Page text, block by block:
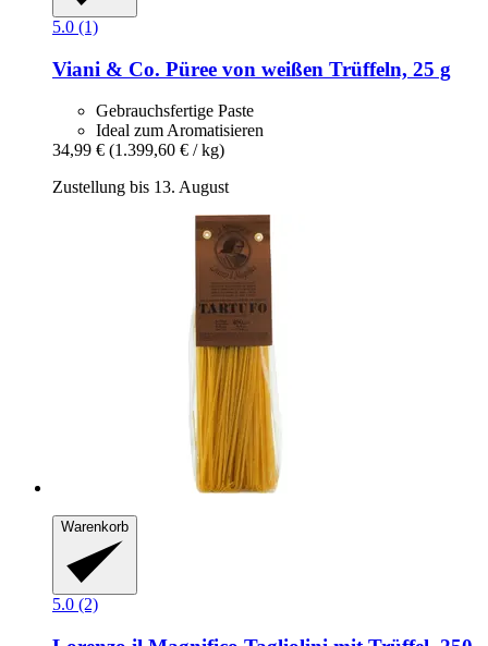
5.0 (1)
Viani & Co. Püree von weißen Trüffeln, 25 g
Gebrauchsfertige Paste
Ideal zum Aromatisieren
34,99 € (1.399,60 € / kg)
Zustellung bis 13. August
Warenkorb
5.0 (2)